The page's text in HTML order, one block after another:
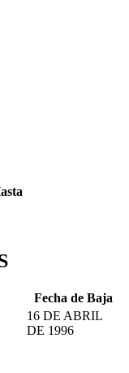
Fecha de Baja
16 DE ABRIL
DE 1996